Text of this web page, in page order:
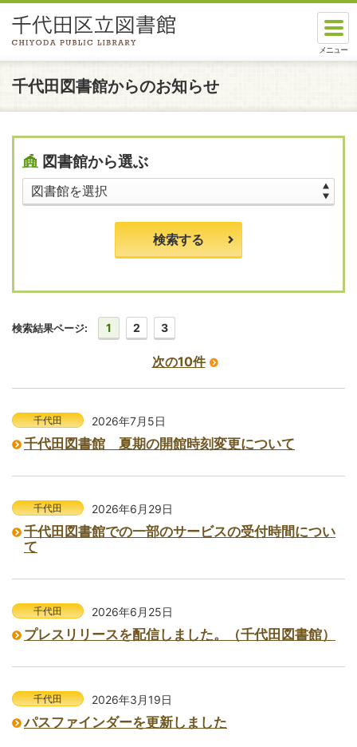
千代田図書館からのお知らせ
図書館から選ぶ
検索する
検索結果ページ: 1 2 3
次の10件
千代田 2026年7月5日
千代田図書館 夏期の開館時刻変更について
千代田 2026年6月29日
千代田図書館での一部のサービスの受付時間につい
て
千代田 2026年6月25日
プレスリリースを配信しました。（千代田図書館）
千代田 2026年3月19日
パスファインダーを更新しました